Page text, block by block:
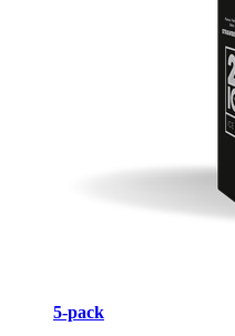
5-pack